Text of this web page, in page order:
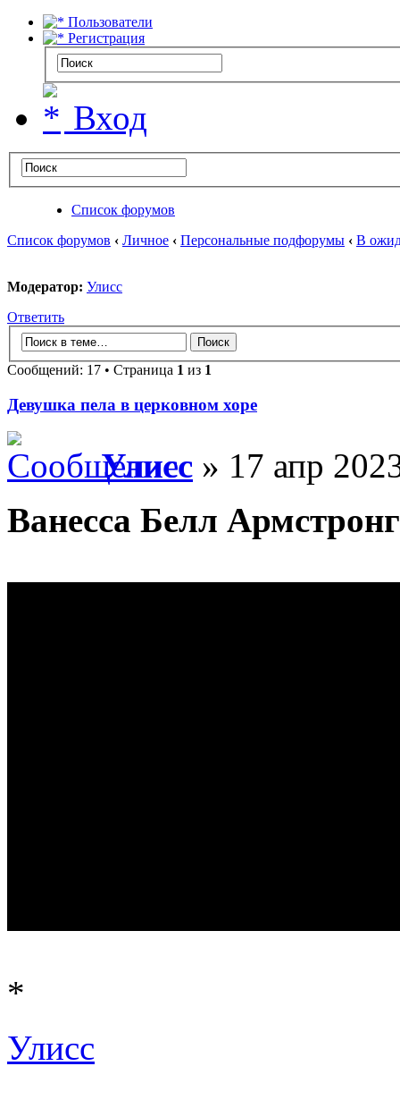
Пользователи
Регистрация
Вход
Список форумов
Список форумов ‹ Личное ‹ Персональные подфорумы ‹ В
Модератор: Улисс
Ответить
Сообщений: 17 • Страница 1 из 1
Девушка пела в церковном хоре
Улисс » 17 апр
Ванесса Белл Армстронг
*
Улисс